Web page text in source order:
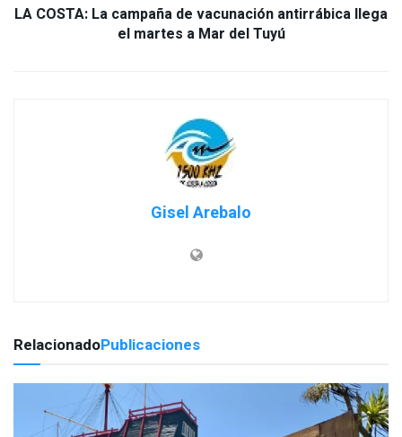
LA COSTA: La campaña de vacunación antirrábica llega
el martes a Mar del Tuyú
Gisel Arebalo
RelacionadoPublicaciones